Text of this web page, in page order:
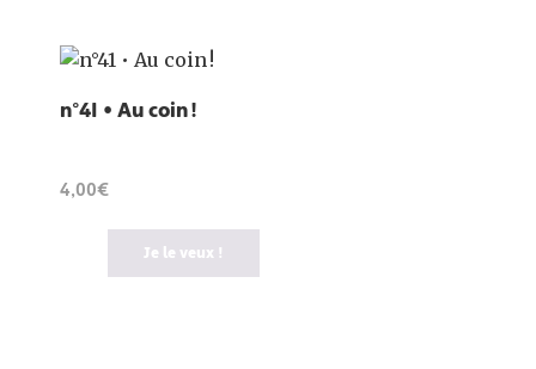
n°41 • Au coin !
4,00€
Je le veux !